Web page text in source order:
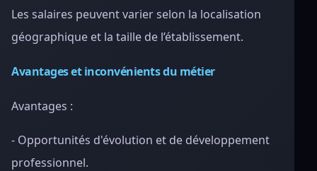
Les salaires peuvent varier selon la localisation
géographique et la taille de l’établissement.
Avantages et inconvénients du métier
Avantages :
- Opportunités d'évolution et de développement
professionnel.